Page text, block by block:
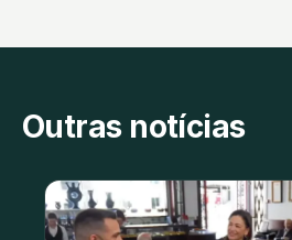
Outras notícias